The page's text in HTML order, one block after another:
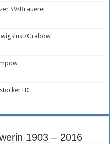
SV/Brauerei
Grabow
HC
1903 – 2016